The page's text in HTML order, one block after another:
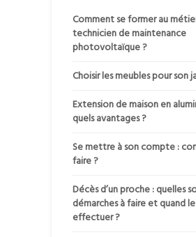
Comment se former au
technicien de maintenance
photovoltaïque ?
Choisir les meubles pour son
Extension de maison en
quels avantages ?
Se mettre à son compte :
faire ?
Décès d’un proche : quelles
démarches à faire et quand
effectuer ?